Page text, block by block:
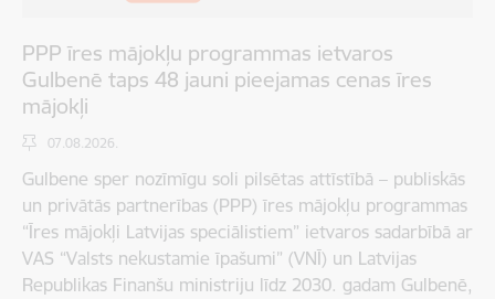
PPP īres mājokļu programmas ietvaros
Gulbenē taps 48 jauni pieejamas cenas īres
mājokļi
07.08.2026.
Gulbene sper nozīmīgu soli pilsētas attīstībā – publiskās
un privātās partnerības (PPP) īres mājokļu programmas
“Īres mājokļi Latvijas speciālistiem” ietvaros sadarbībā ar
VAS “Valsts nekustamie īpašumi” (VNĪ) un Latvijas
Republikas Finanšu ministriju līdz 2030. gadam Gulbenē,